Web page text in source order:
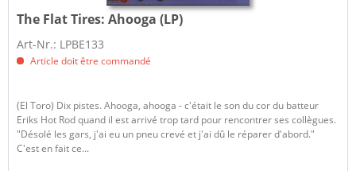
The Flat Tires: Ahooga (LP)
Art-Nr.: LPBE133
Article doit être commandé
(El Toro) Dix pistes. Ahooga, ahooga - c'était le son du cor du batteur
Eriks Hot Rod quand il est arrivé trop tard pour rencontrer ses collègues.
"Désolé les gars, j'ai eu un pneu crevé et j'ai dû le réparer d'abord."
C'est en fait ce...